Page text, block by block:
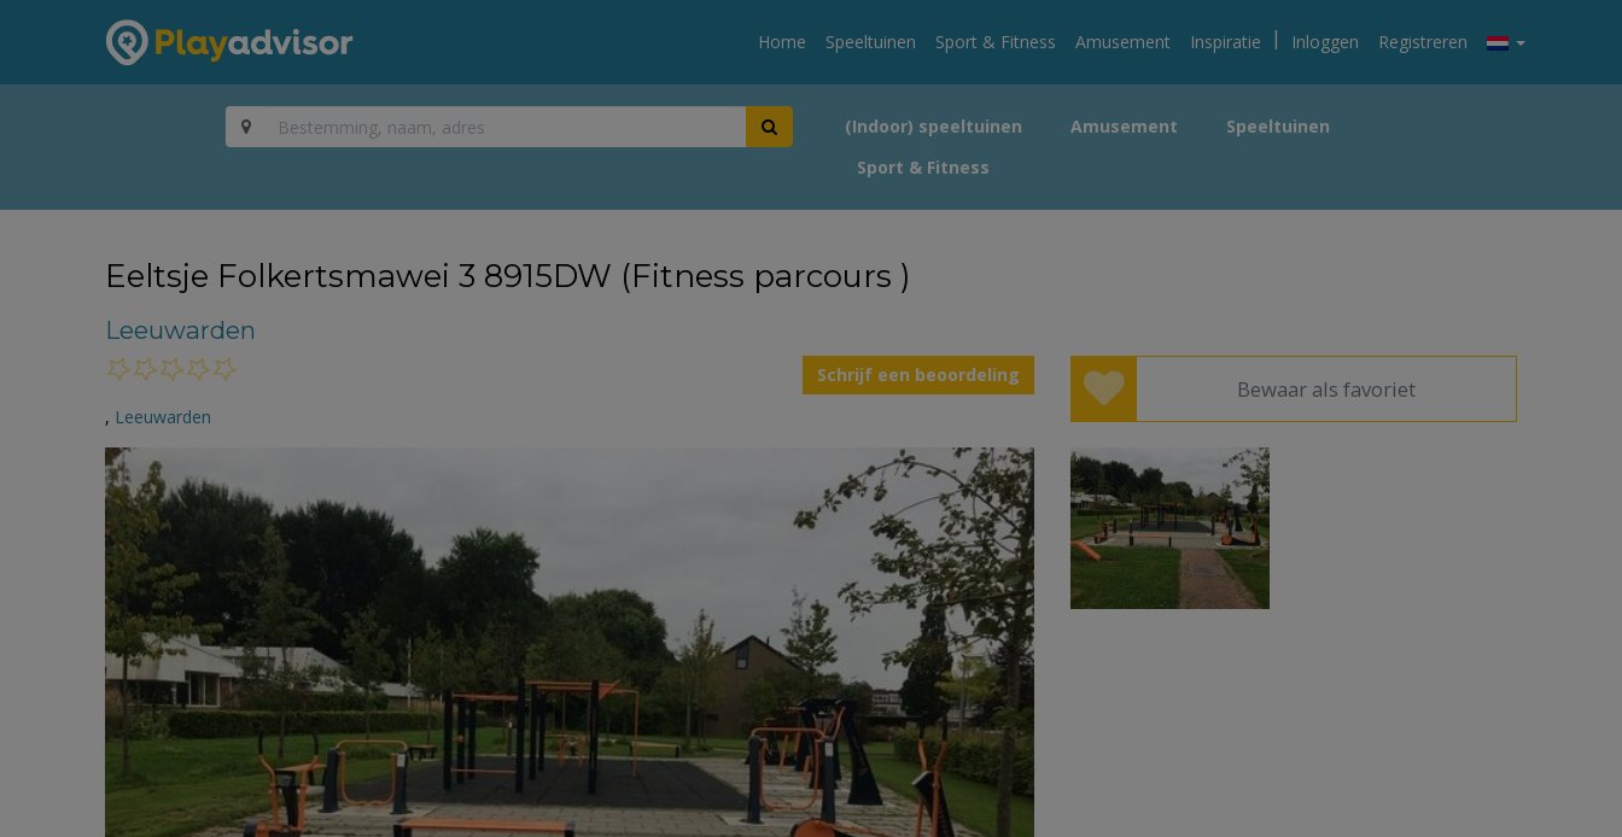
Home Speeltuinen Sport & Fitness Amusement Inspiratie | Inloggen Registreren
(Indoor) speeltuinen Amusement
Speeltuinen
Sport & Fitness
Eeltsje Folkertsmawei 3 8915DW (Fitness parcours )
Leeuwarden
Schrijf een beoordeling
, Leeuwarden
Bewaar als favoriet